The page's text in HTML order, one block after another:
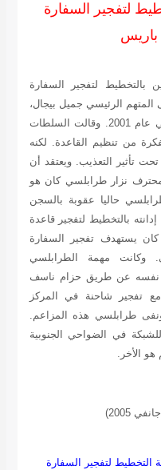
لتفجير السفارة
باريس
لتفجير السفارة
الرئيسي جميل بيجال،
وهو فرنسي من أصل جزائري، في دبي عام 2001. وقالت السلطات
من تنظيم القاعدة. لكنه
تأثير التعذيب. ويعتقد أن
نزار طرابلسي كان هو
حاليا عقوبة بالسجن
بالتخطيط لتفجير قاعدة
يستهدف تفجير السفارة
وكانت مهمة الطرابلسي
نفسه عن طريق حزام ناسف
تفجير شاحنة في المركز
طرابلسي هذه المزاعم.
في الضواحي الجنوبية
هو الأخر.
بتهمة التخطيط لتفجير السفارة